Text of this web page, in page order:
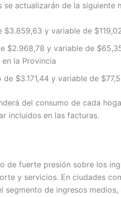
actualizarán de la siguiente
$3.859,63 y variable de
$2.968,78 y variable de
la Provincia
$3.171,44 y variable de
del consumo de cada
incluidos en las facturas.
de fuerte presión sobre los
y servicios. En ciudades
segmento de ingresos